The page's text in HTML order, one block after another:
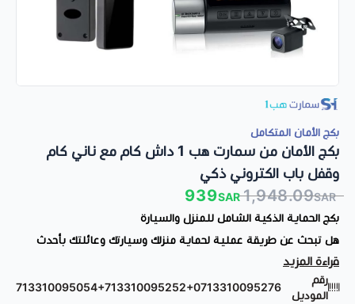
بكج الأمان المتكامل
بكج الأمان من سمارت هب 1 داش كام مع ناني كام
وقفل باب الكتروني ذكي
1,948.09SAR
939SAR
بكج الحماية الذكية الشامل للمنزل والسيارة
هل تبحث عن طريقة عملية لحماية منزلك وسيارتك وعائلتك بأحدث
التقنيات الذكية؟
على 3 من أهم منتجات الأمان في عرض واحد يجمع بين داش كام
قراءة المزيد
رقم
الموديل
713310095054+713310095252+0713310095276